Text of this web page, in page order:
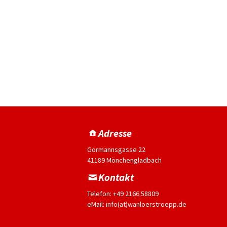
Adresse
Gormannsgasse 22
41189 Mönchengladbach
Kontakt
Telefon: +49 2166 58809
eMail: info(at)wanloerstroepp.de